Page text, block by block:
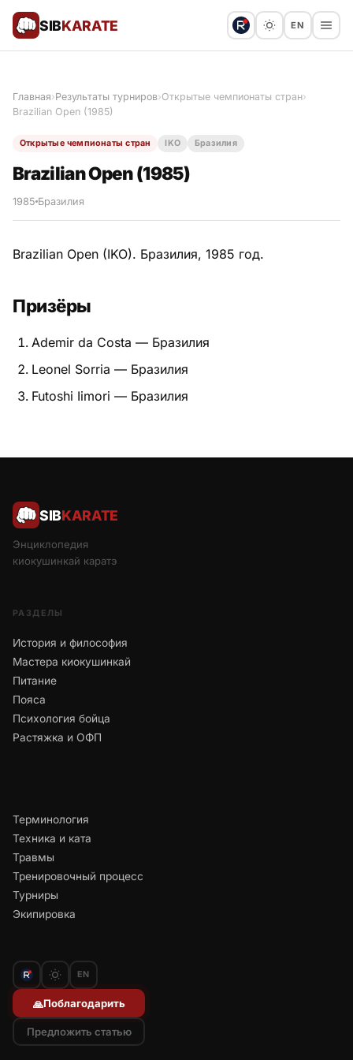
SIBKARATE EN
Все статьи
Результаты турниров
История и философия
Мастера киокушинкай
Питание
Терминология
Техника и ката
Турниры
Экипировка
Главная›Результаты турниров›Открытые чемпионаты стран›
Brazilian Open (1985)
Открытые чемпионаты стран IKO Бразилия
Brazilian Open (1985)
1985 Бразилия
Brazilian Open (IKO). Бразилия, 1985 год.
Призёры
Ademir da Costa — Бразилия
Leonel Sorria — Бразилия
Futoshi Iimori — Бразилия
SIBKARATE
Энциклопедия
киокушинкай каратэ
РАЗДЕЛЫ
История и философия
Мастера киокушинкай
Питание
Пояса
Психология бойца
Растяжка и ОФП
Терминология
Техника и ката
Травмы
Тренировочный процесс
Турниры
Экипировка
EN
🙏Поблагодарить
Предложить статью